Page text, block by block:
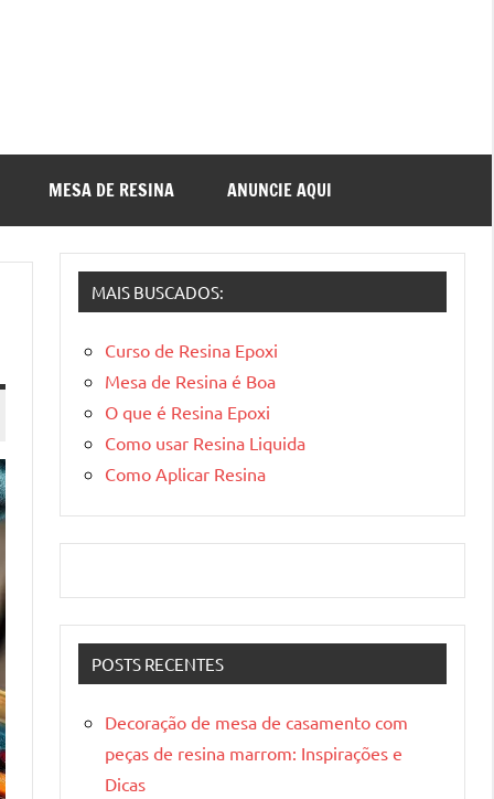
MESA DE RESINA ANUNCIE AQUI
MAIS BUSCADOS:
Curso de Resina Epoxi
Mesa de Resina é Boa
O que é Resina Epoxi
Como usar Resina Liquida
Como Aplicar Resina
POSTS RECENTES
Decoração de mesa de casamento com
peças de resina marrom: Inspirações e
Dicas